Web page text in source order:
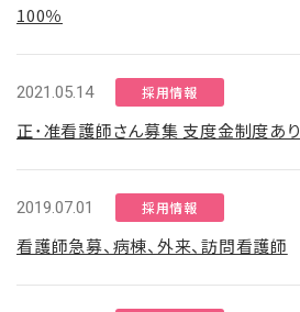
100％
2021.05.14 採用情報
正･准看護師さん募集 支度金制度あり
2019.07.01 採用情報
看護師急募、病棟、外来、訪問看護師